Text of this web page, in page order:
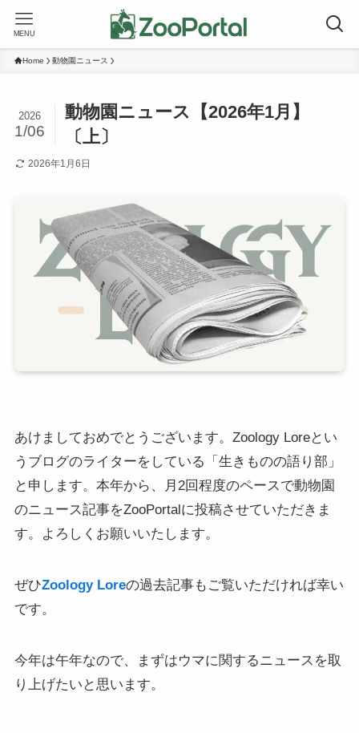
MENU
Home 動物園ニュース
動物園ニュース【2026年1月】
〔上〕
2026
1/06
2026年1月6日
あけましておめでとうございます。Zoology Loreとい
うブログのライターをしている「生きものの語り部」
と申します。本年から、月2回程度のペースで動物園
のニュース記事をZooPortalに投稿させていただきま
す。よろしくお願いいたします。
ぜひZoology Loreの過去記事もご覧いただければ幸い
です。
今年は午年なので、まずはウマに関するニュースを取
り上げたいと思います。